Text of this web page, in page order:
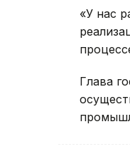
«У нас
Глава